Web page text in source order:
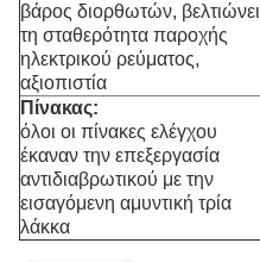
βάρος διορθωτών, βελτιώνει
τη σταθερότητα παροχής
ηλεκτρικού ρεύματος,
αξιοπιστία
Πίνακας:
όλοι οι πίνακες ελέγχου
έκαναν την επεξεργασία
αντιδιαβρωτικού με την
εισαγόμενη αμυντική τρία
λάκκα